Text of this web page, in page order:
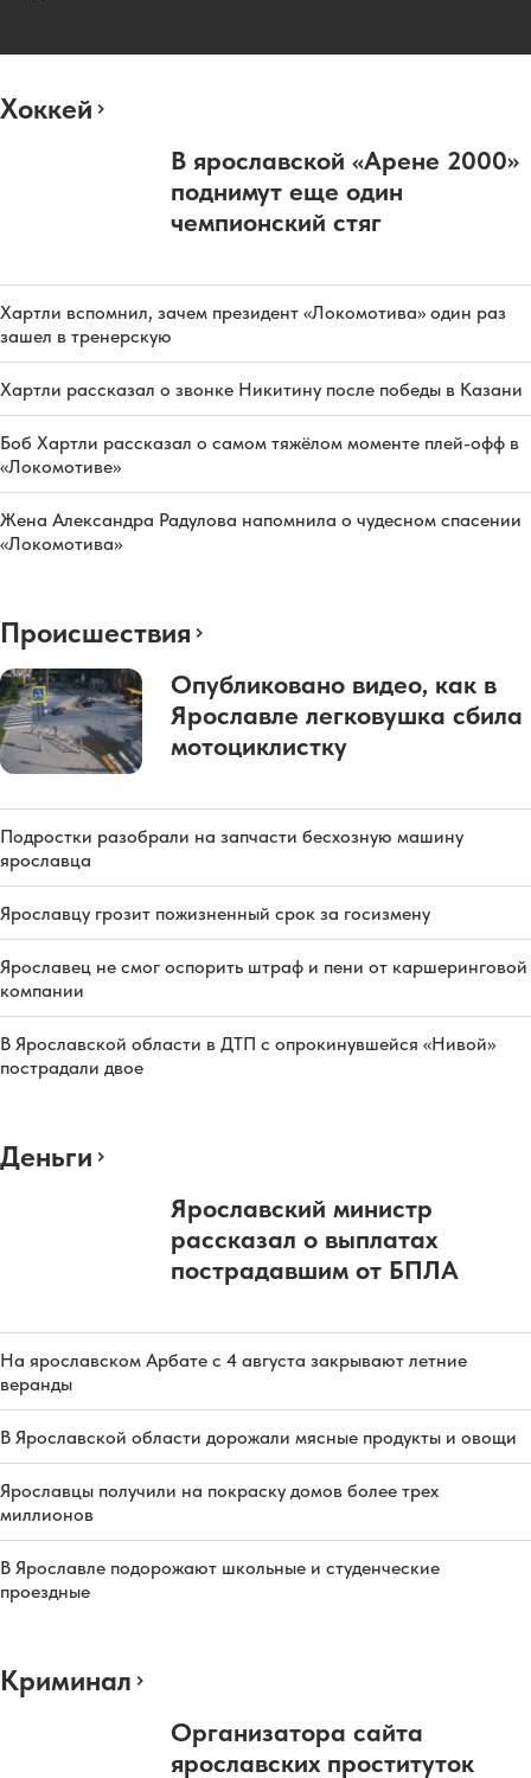
Хоккей
В ярославской «Арене 2000»
поднимут еще один
чемпионский стяг
Хартли вспомнил, зачем президент «Локомотива» один раз
зашел в тренерскую
Хартли рассказал о звонке Никитину после победы в Казани
Боб Хартли рассказал о самом тяжёлом моменте плей-офф в
«Локомотиве»
Жена Александра Радулова напомнила о чудесном спасении
«Локомотива»
Происшествия
Опубликовано видео, как в
Ярославле легковушка сбила
мотоциклистку
Подростки разобрали на запчасти бесхозную машину
ярославца
Ярославцу грозит пожизненный срок за госизмену
Ярославец не смог оспорить штраф и пени от каршеринговой
компании
В Ярославской области в ДТП с опрокинувшейся «Нивой»
пострадали двое
Деньги
Ярославский министр
рассказал о выплатах
пострадавшим от БПЛА
На ярославском Арбате с 4 августа закрывают летние
веранды
В Ярославской области дорожали мясные продукты и овощи
Ярославцы получили на покраску домов более трех
миллионов
В Ярославле подорожают школьные и студенческие
проездные
Криминал
Организатора сайта
ярославских проституток